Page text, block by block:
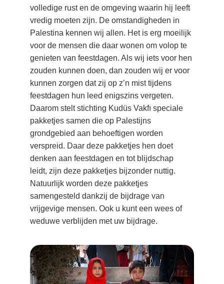
volledige rust en de omgeving waarin hij leeft
vredig moeten zijn. De omstandigheden in
Palestina kennen wij allen. Het is erg moeilijk
voor de mensen die daar wonen om volop te
genieten van feestdagen. Als wij iets voor hen
zouden kunnen doen, dan zouden wij er voor
kunnen zorgen dat zij op z’n mist tijdens
feestdagen hun leed enigszins vergeten.
Daarom stelt stichting Kudüs Vakfı speciale
pakketjes samen die op Palestijns
grondgebied aan behoeftigen worden
verspreid. Daar deze pakketjes hen doet
denken aan feestdagen en tot blijdschap
leidt, zijn deze pakketjes bijzonder nuttig.
Natuurlijk worden deze pakketjes
samengesteld dankzij de bijdrage van
vrijgevige mensen. Ook u kunt een wees of
weduwe verblijden met uw bijdrage.